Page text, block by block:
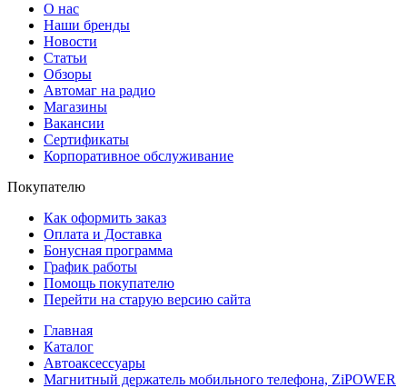
О нас
Наши бренды
Новости
Статьи
Обзоры
Автомаг на радио
Магазины
Вакансии
Сертификаты
Корпоративное обслуживание
Покупателю
Как оформить заказ
Оплата и Доставка
Бонусная программа
График работы
Помощь покупателю
Перейти на старую версию сайта
Главная
Каталог
Автоаксессуары
Магнитный держатель мобильного телефона, ZiPOWER